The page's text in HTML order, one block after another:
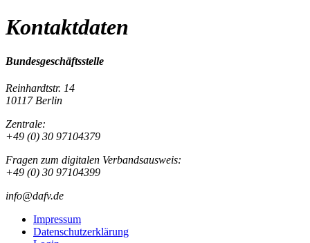
Kontaktdaten
Bundesgeschäftsstelle
Reinhardtstr. 14
10117 Berlin
Zentrale:
+49 (0) 30 97104379
Fragen zum digitalen Verbandsausweis:
+49 (0) 30 97104399
info@dafv.de
Impressum
Datenschutzerklärung